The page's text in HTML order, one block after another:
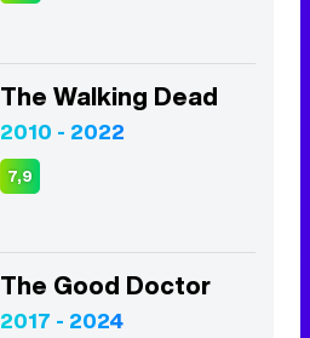
The Walking Dead
2010 - 2022
7,9
The Good Doctor
2017 - 2024